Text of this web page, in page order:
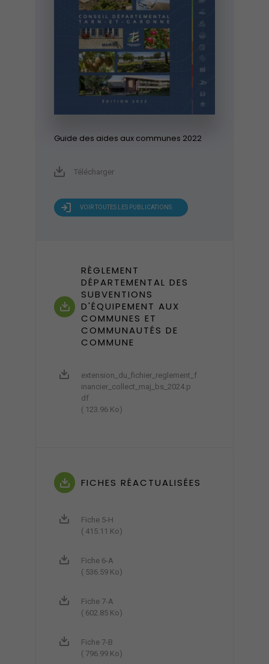
Guide des aides aux communes 2022
Télécharger
VOIR TOUTES LES PUBLICATIONS
RÈGLEMENT
DÉPARTEMENTAL DES
SUBVENTIONS
D'ÉQUIPEMENT AUX
COMMUNES ET
COMMUNAUTÉS DE
COMMUNE
extension_du_fichier_reglement_f
inancier_collect_maj_bs_2024.p
df
( 123.96 Ko)
FICHES RÉACTUALISÉES
Fiche 5-H
( 415.11 Ko)
Fiche 6-A
( 536.59 Ko)
Fiche 7-A
( 602.85 Ko)
Fiche 7-B
( 796.99 Ko)